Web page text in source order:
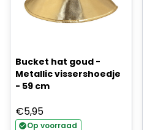
Bucket hat goud -
Metallic vissershoedje
- 59 cm
€5,95
Op voorraad